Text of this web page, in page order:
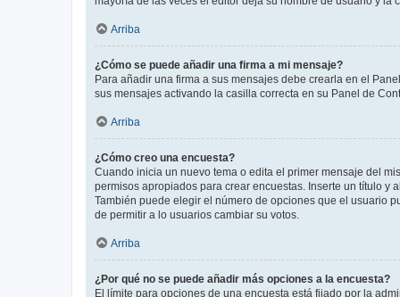
Arriba
¿Cómo se puede añadir una firma a mi mensaje?
Para añadir una firma a sus mensajes debe crearla en el
sus mensajes activando la casilla correcta en su Panel de
Arriba
¿Cómo creo una encuesta?
Cuando inicia un nuevo tema o edita el primer mensaje del
permisos apropiados para crear encuestas. Inserte un título
También puede elegir el número de opciones que el usuario
de permitir a lo usuarios cambiar su votos.
Arriba
¿Por qué no se puede añadir más opciones a la encuesta?
El límite para opciones de una encuesta está fijado por la